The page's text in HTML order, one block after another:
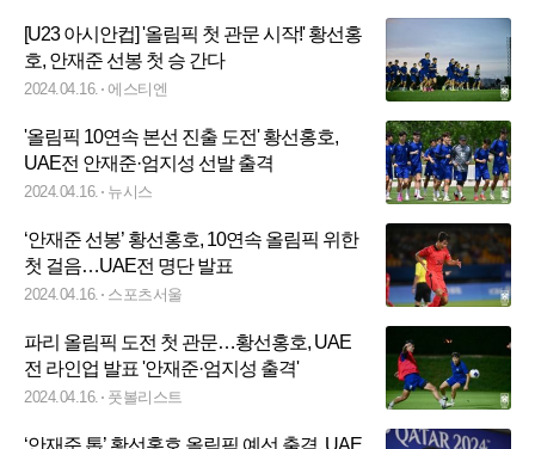
[U23 아시안컵] '올림픽 첫 관문 시작!' 황선홍
호, 안재준 선봉 첫 승 간다
2024.04.16. 에스티엔
'올림픽 10연속 본선 진출 도전' 황선홍호,
UAE전 안재준·엄지성 선발 출격
2024.04.16. 뉴시스
‘안재준 선봉’ 황선홍호, 10연속 올림픽 위한
첫 걸음…UAE전 명단 발표
2024.04.16. 스포츠서울
파리 올림픽 도전 첫 관문…황선홍호, UAE
전 라인업 발표 '안재준·엄지성 출격'
2024.04.16. 풋볼리스트
‘안재준 톱’ 황선홍호 올림픽 예선 출격, UAE